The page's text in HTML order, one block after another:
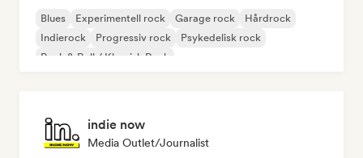
Blues Experimentell rock Garage rock
Hårdrock
Indierock
Progressiv rock
Psykedelisk rock
Rock & Roll / Klassisk Rock
indie now
Media Outlet/Journalist